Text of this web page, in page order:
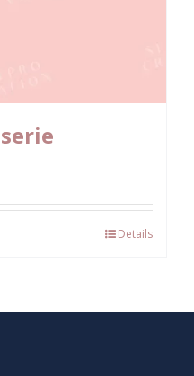
Details